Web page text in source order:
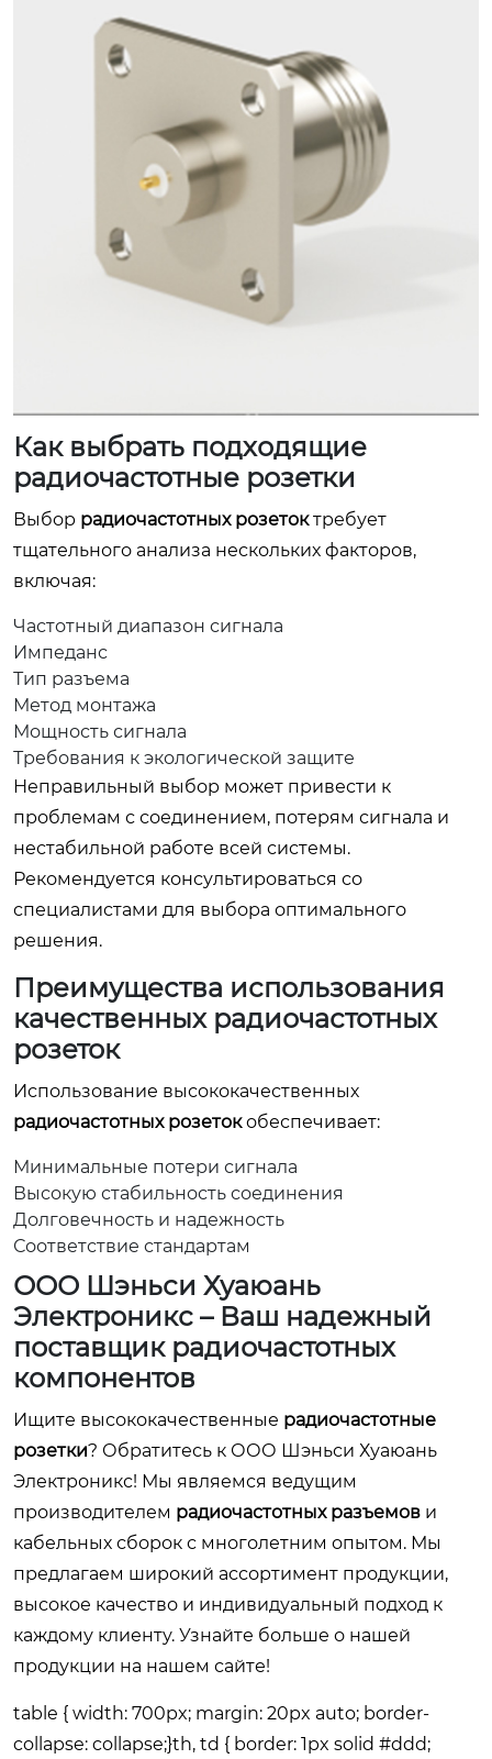
Как выбрать подходящие
радиочастотные розетки
Выбор радиочастотных розетоктребует
тщательного анализа нескольких факторов,
включая:
Частотный диапазон сигнала
Импеданс
Тип разъема
Метод монтажа
Мощность сигнала
Требования к экологической защите
Неправильный выбор может привести к
проблемам с соединением, потерям сигнала и
нестабильной работе всей системы.
Рекомендуется консультироваться со
специалистами для выбора оптимального
решения.
Преимущества использования
качественных радиочастотных
розеток
Использование высококачественных
радиочастотных розетокобеспечивает:
Минимальные потери сигнала
Высокую стабильность соединения
Долговечность и надежность
Соответствие стандартам
ООО Шэньси Хуаюань
Электроникс – Ваш надежный
поставщик радиочастотных
компонентов
Ищите высококачественные радиочастотные
розетки? Обратитесь к ООО Шэньси Хуаюань
Электроникс! Мы являемся ведущим
производителем радиочастотных разъемов и
кабельных сборок с многолетним опытом. Мы
предлагаем широкий ассортимент продукции,
высокое качество и индивидуальный подход к
каждому клиенту. Узнайте больше о нашей
продукции на нашем сайте!
table { width: 700px; margin: 20px auto; border-
collapse: collapse;}th, td { border: 1px solid #ddd;